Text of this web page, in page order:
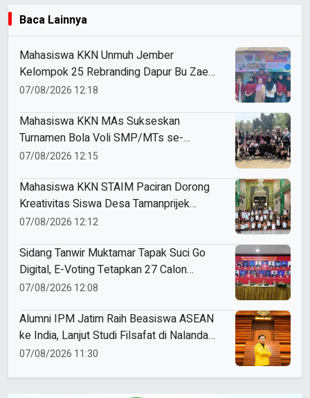
Baca Lainnya
Mahasiswa KKN Unmuh Jember
Kelompok 25 Rebranding Dapur Bu Zaen,
Perkuat Identitas UMKM Lokal
07/08/2026 12:18
Mahasiswa KKN MAs Sukseskan
Turnamen Bola Voli SMP/MTs se-
Kecamatan Kasembon dalam Rangka
07/08/2026 12:15
Mahasiswa KKN STAIM Paciran Dorong
Kreativitas Siswa Desa Tamanprijek
Melalui Seni Menggambar
07/08/2026 12:12
Sidang Tanwir Muktamar Tapak Suci Go
Digital, E-Voting Tetapkan 27 Calon
Formatur Periode 2026–2031
07/08/2026 12:08
Alumni IPM Jatim Raih Beasiswa ASEAN
ke India, Lanjut Studi Filsafat di Nalanda
University
07/08/2026 11:30